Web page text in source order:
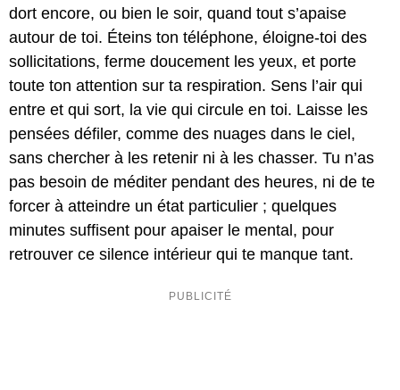
dort encore, ou bien le soir, quand tout s’apaise
autour de toi. Éteins ton téléphone, éloigne-toi des
sollicitations, ferme doucement les yeux, et porte
toute ton attention sur ta respiration. Sens l’air qui
entre et qui sort, la vie qui circule en toi. Laisse les
pensées défiler, comme des nuages dans le ciel,
sans chercher à les retenir ni à les chasser. Tu n’as
pas besoin de méditer pendant des heures, ni de te
forcer à atteindre un état particulier ; quelques
minutes suffisent pour apaiser le mental, pour
retrouver ce silence intérieur qui te manque tant.